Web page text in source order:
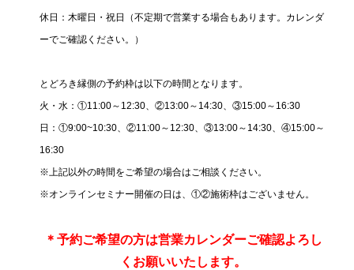
休日：木曜日・祝日（不定期で営業する場合もあります。カレンダ
ーでご確認ください。）
とどろき縁側の予約枠は以下の時間となります。
火・水：①11:00～12:30、②13:00～14:30、③15:00～16:30
日：①9:00~10:30、②11:00～12:30、③13:00～14:30、④15:00～
16:30
※上記以外の時間をご希望の場合はご相談ください。
※オンラインセミナー開催の日は、①②施術枠はございません。
＊ 予約ご希望の方は営業カレンダーご確認よろし
くお願いいたします。